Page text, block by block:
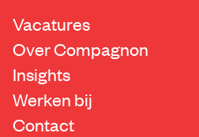
Vacatures
Over Compagnon
Insights
Werken bij
Contact